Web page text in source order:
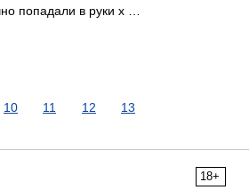
попадали в руки х …
10 11 12 13
18+